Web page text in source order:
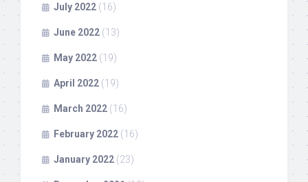
July 2022 (16)
June 2022 (13)
May 2022 (19)
April 2022 (19)
March 2022 (16)
February 2022 (16)
January 2022 (23)